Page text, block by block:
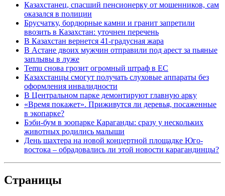
Казахстанец, спасший пенсионерку от мошенников, сам
оказался в полиции
Брусчатку, бордюрные камни и гранит запретили
ввозить в Казахстан: уточнен перечень
В Казахстан вернется 41-градусная жара
В Астане двоих мужчин отправили под арест за пьяные
заплывы в луже
Temu снова грозит огромный штраф в ЕС
Казахстанцы смогут получать слуховые аппараты без
оформления инвалидности
В Центральном парке демонтируют главную арку
«Время покажет». Приживутся ли деревья, посаженные
в экопарке?
Бэби-бум в зоопарке Караганды: сразу у нескольких
животных родились малыши
День шахтера на новой концертной площадке Юго-
востока – обрадовались ли этой новости карагандинцы?
Страницы